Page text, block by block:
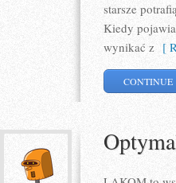
starsze
Kiedy
wynikać z [
CONTINUE